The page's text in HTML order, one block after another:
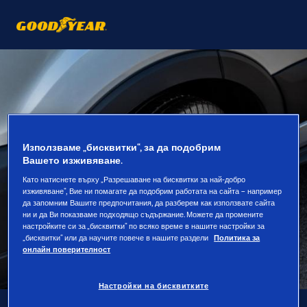
Използваме „бисквитки“, за да подобрим
Вашето изживяване.
Като натиснете върху „Разрешаване на бисквитки за най-добро
изживяване“, Вие ни помагате да подобрим работата на сайта – например
да запомним Вашите предпочитания, да разберем как използвате сайта
ни и да Ви показваме подходящо съдържание. Можете да промените
настройките си за „бисквитки“ по всяко време в нашите настройки за
„бисквитки“ или да научите повече в нашите раздели Политика за
онлайн поверителност
Настройки на бисквитките